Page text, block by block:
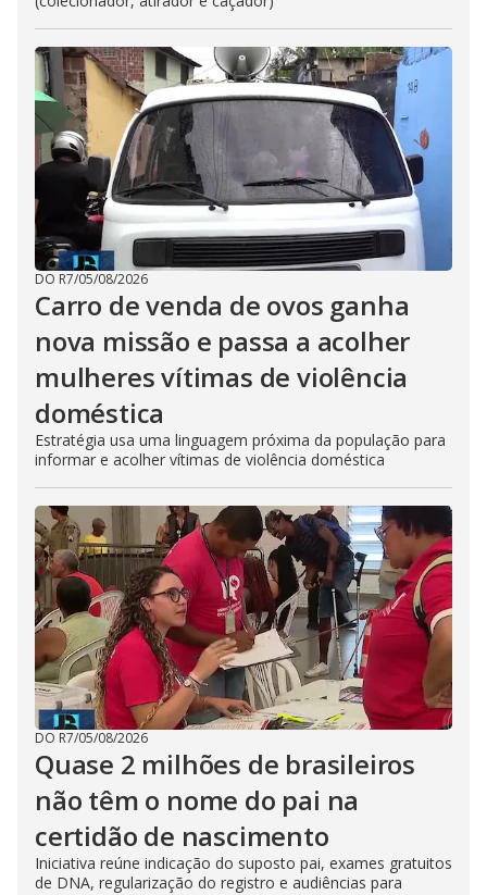
DO R7/05/08/2026
Carro de venda de ovos ganha
nova missão e passa a acolher
mulheres vítimas de violência
doméstica
Estratégia usa uma linguagem próxima da população para
informar e acolher vítimas de violência doméstica
DO R7/05/08/2026
Quase 2 milhões de brasileiros
não têm o nome do pai na
certidão de nascimento
Iniciativa reúne indicação do suposto pai, exames gratuitos
de DNA, regularização do registro e audiências para